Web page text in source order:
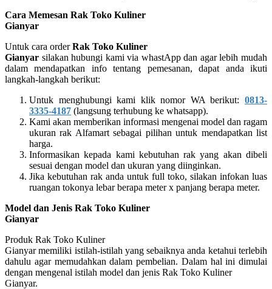
Cara Memesan Rak Toko Kuliner
Gianyar
Untuk cara orderRak Toko Kuliner
Gianyar silakan hubungi kami via whastApp dan agar lebih mudah
dalam mendapatkan info tentang pemesanan, dapat anda ikuti
langkah-langkah berikut:
Untuk menghubungi kami klik nomor WA berikut: 0813-
3335-4187 (langsung terhubung ke whatsapp).
Kami akan memberikan informasi mengenai model dan ragam
ukuran rak Alfamart sebagai pilihan untuk mendapatkan list
harga.
Informasikan kepada kami kebutuhan rak yang akan dibeli
sesuai dengan model dan ukuran yang diinginkan.
Jika kebutuhan rak anda untuk full toko, silakan infokan luas
ruangan tokonya lebar berapa meter x panjang berapa meter.
Model dan Jenis Rak Toko Kuliner
Gianyar
Produk Rak Toko Kuliner
Gianyar memiliki istilah-istilah yang sebaiknya anda ketahui terlebih
dahulu agar memudahkan dalam pembelian. Dalam hal ini dimulai
dengan mengenal istilah model dan jenis Rak Toko Kuliner
Gianyar.